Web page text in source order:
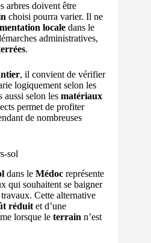
arbres doivent être
choisi pourra varier. Il ne
locale dans le
administratives,
.
, il convient de vérifier
logiquement selon les
aussi selon les matériaux
permet de profiter
de nombreuses
sol
dans le Médoc représente
qui souhaitent se baigner
Cette alternative
réduit et d’une
lorsque le terrain n’est